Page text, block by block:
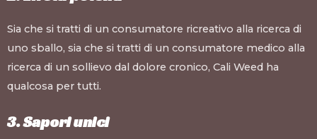
Sia che si tratti di un consumatore ricreativo alla ricerca di
uno sballo, sia che si tratti di un consumatore medico alla
ricerca di un sollievo dal dolore cronico, Cali Weed ha
qualcosa per tutti.
3. Sapori unici